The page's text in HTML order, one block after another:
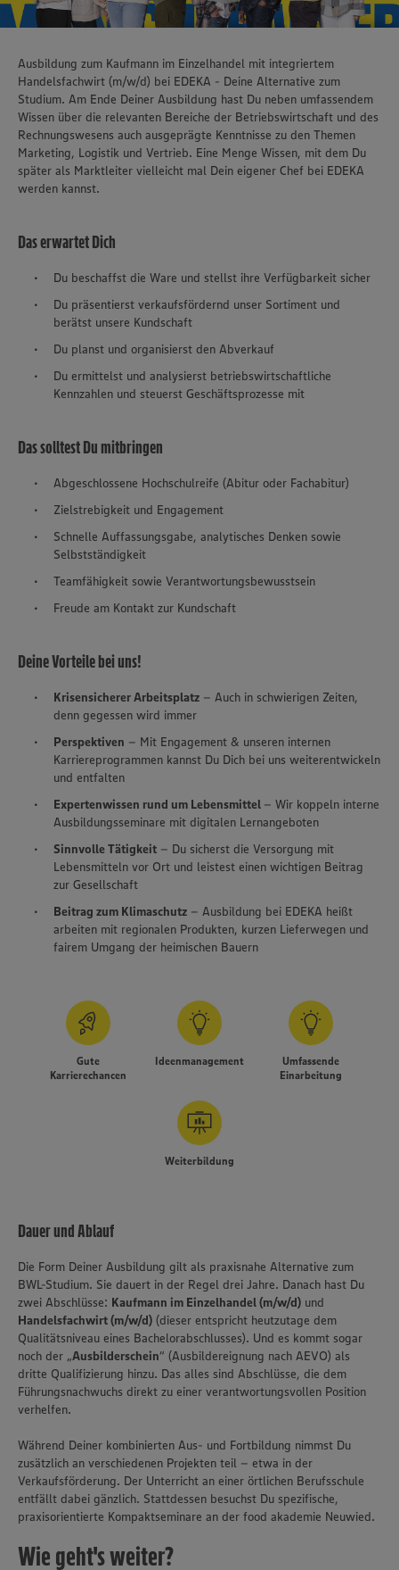
Ausbildung zum Kaufmann im Einzelhandel mit integriertem
Handelsfachwirt (m/w/d) bei EDEKA - Deine Alternative zum
Studium. Am Ende Deiner Ausbildung hast Du neben umfassendem
Wissen über die relevanten Bereiche der Betriebswirtschaft und des
Rechnungswesens auch ausgeprägte Kenntnisse zu den Themen
Marketing, Logistik und Vertrieb. Eine Menge Wissen, mit dem Du
später als Marktleiter vielleicht mal Dein eigener Chef bei EDEKA
werden kannst.
Das erwartet Dich
Du beschaffst die Ware und stellst ihre Verfügbarkeit sicher
Du präsentierst verkaufsfördernd unser Sortiment und
berätst unsere Kundschaft
Du planst und organisierst den Abverkauf
Du ermittelst und analysierst betriebswirtschaftliche
Kennzahlen und steuerst Geschäftsprozesse mit
Das solltest Du mitbringen
Abgeschlossene Hochschulreife (Abitur oder Fachabitur)
Zielstrebigkeit und Engagement
Schnelle Auffassungsgabe, analytisches Denken sowie
Selbstständigkeit
Teamfähigkeit sowie Verantwortungsbewusstsein
Freude am Kontakt zur Kundschaft
Deine Vorteile bei uns!
Krisensicherer Arbeitsplatz – Auch in schwierigen Zeiten,
denn gegessen wird immer
Perspektiven – Mit Engagement & unseren internen
Karriereprogrammen kannst Du Dich bei uns weiterentwickeln
und entfalten
Expertenwissen rund um Lebensmittel – Wir koppeln interne
Ausbildungsseminare mit digitalen Lernangeboten
Sinnvolle Tätigkeit – Du sicherst die Versorgung mit
Lebensmitteln vor Ort und leistest einen wichtigen Beitrag
zur Gesellschaft
Beitrag zum Klimaschutz – Ausbildung bei EDEKA heißt
arbeiten mit regionalen Produkten, kurzen Lieferwegen und
fairem Umgang der heimischen Bauern
Gute
Karrierechancen
Ideenmanagement
Umfassende
Einarbeitung
Weiterbildung
Dauer und Ablauf
Die Form Deiner Ausbildung gilt als praxisnahe Alternative zum
BWL-Studium. Sie dauert in der Regel drei Jahre. Danach hast Du
zwei Abschlüsse: Kaufmann im Einzelhandel (m/w/d) und
Handelsfachwirt (m/w/d) (dieser entspricht heutzutage dem
Qualitätsniveau eines Bachelorabschlusses). Und es kommt sogar
noch der „Ausbilderschein“ (Ausbildereignung nach AEVO) als
dritte Qualifizierung hinzu. Das alles sind Abschlüsse, die dem
Führungsnachwuchs direkt zu einer verantwortungsvollen Position
verhelfen.
Während Deiner kombinierten Aus- und Fortbildung nimmst Du
zusätzlich an verschiedenen Projekten teil – etwa in der
Verkaufsförderung. Der Unterricht an einer örtlichen Berufsschule
entfällt dabei gänzlich. Stattdessen besuchst Du spezifische,
praxisorientierte Kompaktseminare an der food akademie Neuwied.
Wie geht's weiter?